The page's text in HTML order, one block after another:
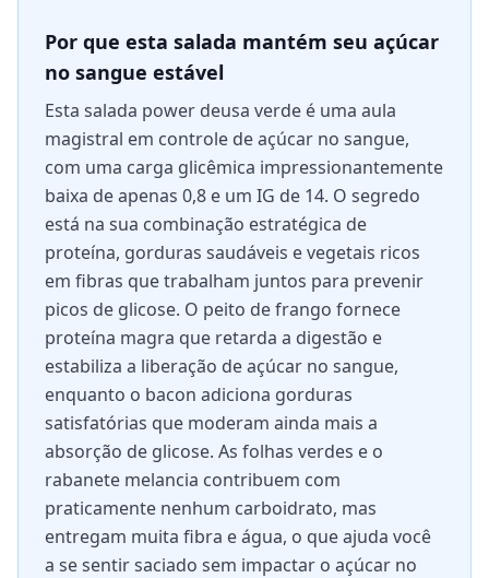
Por que esta salada mantém seu açúcar
no sangue estável
Esta salada power deusa verde é uma aula
magistral em controle de açúcar no sangue,
com uma carga glicêmica impressionantemente
baixa de apenas 0,8 e um IG de 14. O segredo
está na sua combinação estratégica de
proteína, gorduras saudáveis e vegetais ricos
em fibras que trabalham juntos para prevenir
picos de glicose. O peito de frango fornece
proteína magra que retarda a digestão e
estabiliza a liberação de açúcar no sangue,
enquanto o bacon adiciona gorduras
satisfatórias que moderam ainda mais a
absorção de glicose. As folhas verdes e o
rabanete melancia contribuem com
praticamente nenhum carboidrato, mas
entregam muita fibra e água, o que ajuda você
a se sentir saciado sem impactar o açúcar no